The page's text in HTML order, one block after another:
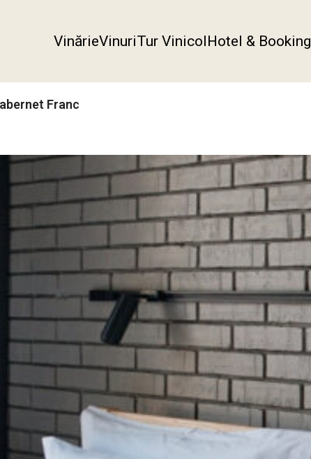
VinărieVinuriTur VinicolHotel & Booking
Franc